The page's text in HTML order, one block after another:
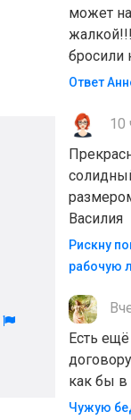
может
бросили
Ответ
10
Василия
Рискну
рабочую
Есть
как бы в
Чужую